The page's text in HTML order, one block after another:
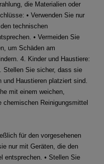
die Materialien oder
• Verwenden Sie nur
technischen
• Vermeiden Sie
um Schäden am
4. Kinder und Haustiere:
Stellen Sie sicher, dass sie
und Haustieren platziert sind.
mit einem weichen,
Reinigungsmittel
für den vorgesehenen
nur mit Geräten, die den
entsprechen. • Stellen Sie